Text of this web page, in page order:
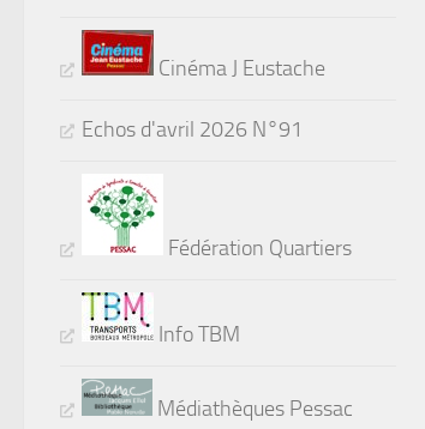
Cinéma J Eustache
Echos d'avril 2026 N°91
Fédération Quartiers
Info TBM
Médiathèques Pessac